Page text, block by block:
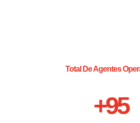
Total De Agentes
+95